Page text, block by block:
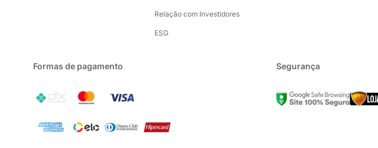
Relação com Investidores
ESG
Formas de pagamento Segurança